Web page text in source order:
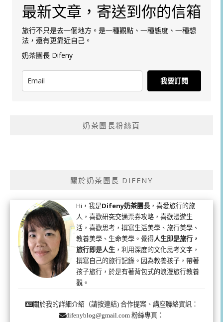
最新文章，寄送到你的信箱
旅行不只是去一個地方。是一種觀點、一種態度、一種想
法，還有更靠近自己。
奶茶團長 Difeny
我要訂閱
奶茶團長粉絲頁
關於奶茶團長 DIFENY
Hi，我是Difeny奶茶團長 ，喜愛旅行的旅
人，喜歡研究交通票券攻略，喜歡漫遊生
活，喜歡思考，撰寫生活美學、旅行美學、
教養美學、生命美學。覺得人生即是旅行，
旅行即是人生 ，利用深度的文化思考文字，
撰寫自己的旅行記錄。因為教養孩子，帶著
孩子旅行，於是有著背包式的浪漫旅行教養
觀。
關於我的詳細介紹（請按連結)合作提案、講座聯絡資訊：
difenyblog@gmail.com 粉絲專頁：